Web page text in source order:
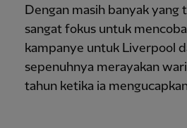
Dengan masih banyak yang
sangat fokus untuk
kampanye untuk Liverpool
sepenuhnya merayakan
tahun ketika ia